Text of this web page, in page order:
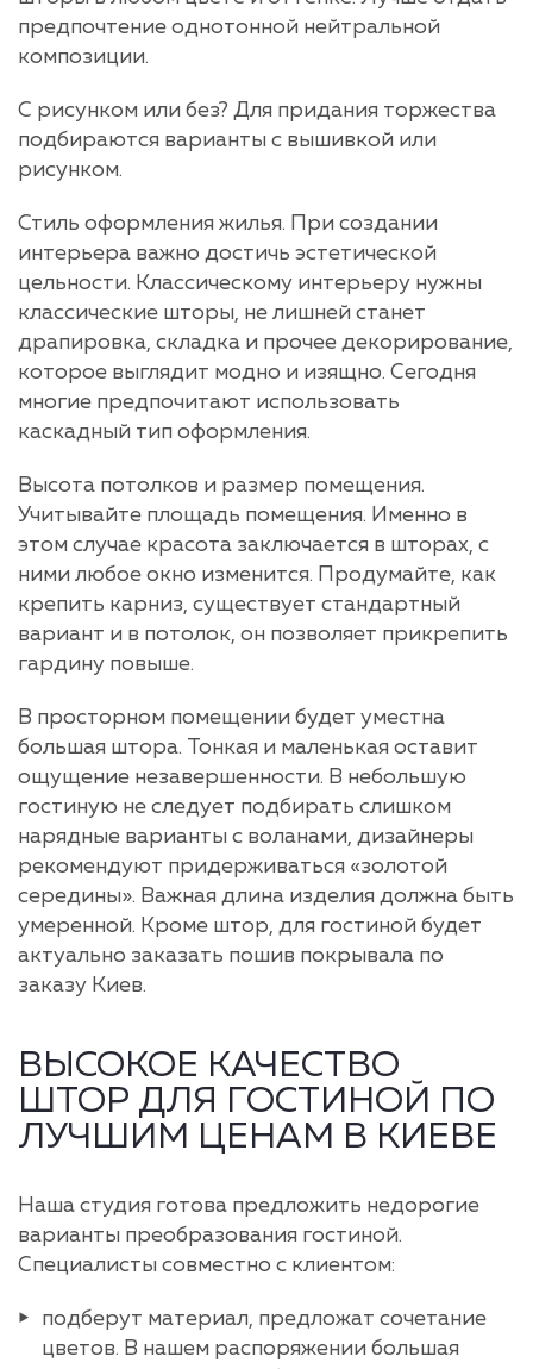
предпочтение однотонной нейтральной
композиции.
С рисунком или без? Для придания торжества
подбираются варианты с вышивкой или
рисунком.
Стиль оформления жилья. При создании
интерьера важно достичь эстетической
цельности. Классическому интерьеру нужны
классические шторы, не лишней станет
драпировка, складка и прочее декорирование,
которое выглядит модно и изящно. Сегодня
многие предпочитают использовать
каскадный тип оформления.
Высота потолков и размер помещения.
Учитывайте площадь помещения. Именно в
этом случае красота заключается в шторах, с
ними любое окно изменится. Продумайте, как
крепить карниз, существует стандартный
вариант и в потолок, он позволяет прикрепить
гардину повыше.
В просторном помещении будет уместна
большая штора. Тонкая и маленькая оставит
ощущение незавершенности. В небольшую
гостиную не следует подбирать слишком
нарядные варианты с воланами, дизайнеры
рекомендуют придерживаться «золотой
середины». Важная длина изделия должна быть
умеренной. Кроме штор, для гостиной будет
актуально заказать пошив покрывала по
заказу Киев.
ВЫСОКОЕ КАЧЕСТВО
ШТОР ДЛЯ ГОСТИНОЙ ПО
ЛУЧШИМ ЦЕНАМ В КИЕВЕ
Наша студия готова предложить недорогие
варианты преобразования гостиной.
Специалисты совместно с клиентом:
подберут материал, предложат сочетание
цветов. В нашем распоряжении большая